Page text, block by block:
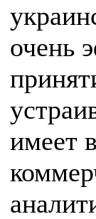
очень
имеет